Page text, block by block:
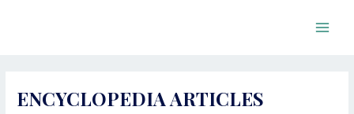
ENCYCLOPEDIA ARTICLES